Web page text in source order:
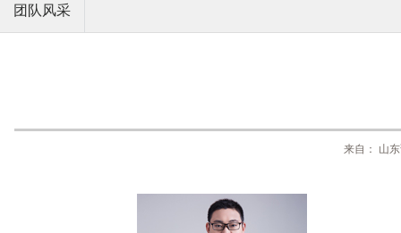
团队风采
来自： 山